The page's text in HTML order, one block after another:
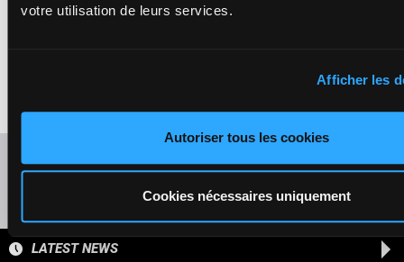
votre utilisation de leurs services.
Afficher les
Autoriser tous les cookies
Cookies nécessaires uniquement
ILLENCA DE CRU
6a
Presence of favorite horses
LATEST NEWS